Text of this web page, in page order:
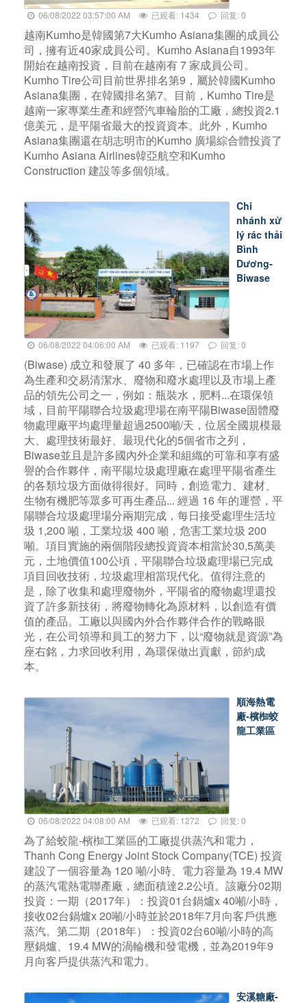
錄
聯
繫
諮
詢
06/08/2022 03:57:00 AM 已观看: 1434 回复: 0
越南Kumho是韓國第7大Kumho Asiana集團的成員公
司，擁有近40家成員公司。Kumho Asiana自1993年
開始在越南投資，目前在越南有 7 家成員公司。
Kumho Tire公司目前世界排名第9，屬於韓國Kumho
Asiana集團，在韓國排名第7。目前，Kumho Tire是
越南一家專業生產和經營汽車輪胎的工廠，總投資2.1
億美元，是平陽省最大的投資資本。此外，Kumho
Asiana集團還在胡志明市的Kumho 廣場綜合體投資了
Kumho Asiana Airlines韓亞航空和Kumho
Construction 建設等多個領域。
Chi
nhánh xử
lý rác thải
Bình
Dương-
Biwase
06/08/2022 04:06:00 AM 已观看: 1197 回复: 0
(Biwase) 成立和發展了 40 多年，已確認在市場上作
為生產和交易清潔水、廢物和廢水處理以及市場上產
品的領先公司之一，例如：瓶裝水，肥料...在環保領
域，目前平陽聯合垃圾處理場在南平陽Biwase固體廢
物處理廠平均處理量超過2500噸/天，位居全國規模最
大、處理技術最好、最現代化的5個省市之列，
Biwase並且是許多國內外企業和組織的可靠和享有盛
譽的合作夥伴，南平陽垃圾處理廠在處理平陽省產生
的各類垃圾方面做得很好。同時，創造電力、建材、
生物有機肥等眾多可再生產品... 經過 16 年的運營，平
陽聯合垃圾處理場分兩期完成，每日接受處理生活垃
圾 1,200 噸，工業垃圾 400 噸，危害工業垃圾 200
噸。項目實施的兩個階段總投資資本相當於30,5萬美
元，土地價值100公頃，平陽聯合垃圾處理場已完成
項目回收技術，垃圾處理相當現代化。值得注意的
是，除了收集和處理廢物外，平陽省的廢物處理還投
資了許多新技術，將廢物轉化為原材料，以創造有價
值的產品。工廠以與國內外合作夥伴合作的戰略眼
光，在公司領導和員工的努力下，以“廢物就是資源”為
座右銘，力求回收利用，為環保做出貢獻，節約成
本。
順海熱電
廠-檳椥蛟
龍工業區
06/08/2022 04:08:00 AM 已观看: 1272 回复: 0
為了給蛟龍-檳椥工業區的工廠提供蒸汽和電力，
Thanh Cong Energy Joint Stock Company(TCE) 投資
建設了一個容量為 120 噸/小時、電力容量為 19.4 MW
的蒸汽電熱電聯產廠，總面積達2.2公頃。該廠分02期
投資：一期（2017年）：投資01台鍋爐x 40噸/小時，
接收02台鍋爐x 20噸/小時並於2018年7月向客戶供應
蒸汽。第二期（2018年）：投資02台60噸/小時的高
壓鍋爐、19.4 MW的渦輪機和發電機，並為2019年9
月向客戶提供蒸汽和電力。
安溪糖廠-